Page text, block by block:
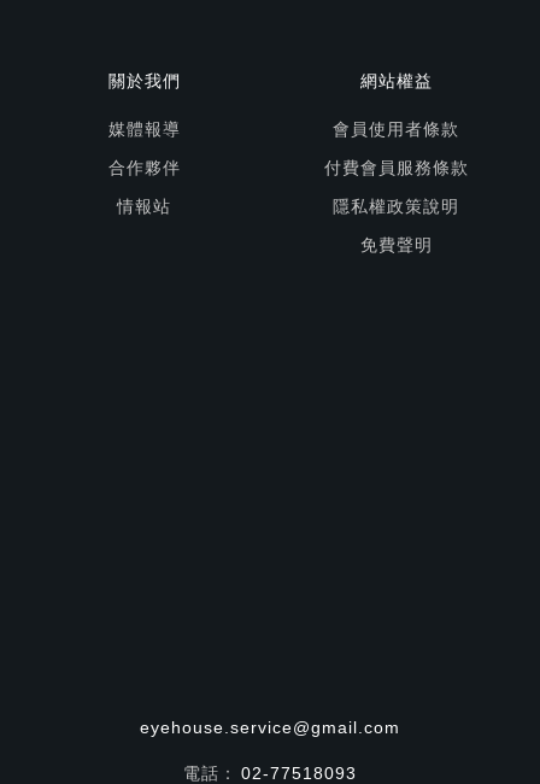
關於我們
媒體報導
合作夥伴
情報站
網站權益
會員使用者條款
付費會員服務條款
隱私權政策說明
免費聲明
eyehouse.service@gmail.com
電話： 02-77518093